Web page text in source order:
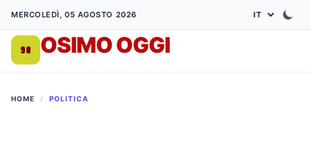
MERCOLEDÌ, 05 AGOSTO 2026
OSIMO OGGI
HOME / POLITICA